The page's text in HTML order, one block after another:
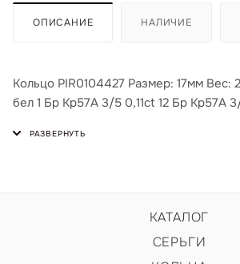
ОПИСАНИЕ НАЛИЧИЕ
Кольцо PIR0104427 Размер: 17мм Вес:
бел 1 Бр Кр57А 3/5 0,11ct 12 Бр Кр57А
КАТАЛОГ
СЕРЬГИ